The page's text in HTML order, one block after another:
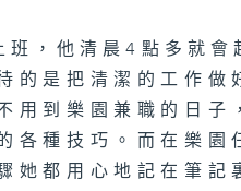
，他清晨4點多就會
的是把清潔的工作做
用到樂園兼職的日子
各種技巧。而在樂園
她都用心地記在筆記